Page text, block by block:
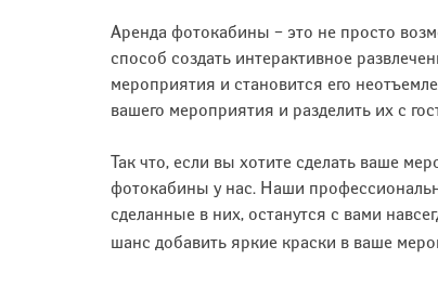
Аренда фотокабины – это не просто
способ создать интерактивное
мероприятия и становится его
вашего мероприятия и разделить их с
Так что, если вы хотите сделать ваше
фотокабины у нас. Наши
сделанные в них, останутся с вами
шанс добавить яркие краски в ваше